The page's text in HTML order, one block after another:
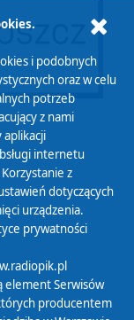
i podobnych
oraz w celu
potrzeb
z nami
aplikacji
internetu
z
dotyczących
urządzenia.
prywatności
element Serwisów
producentem